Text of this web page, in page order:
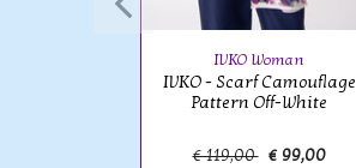
IVKO Woman
IVKO - Scarf Camouflage
Pattern Off-White
€ 119,00 € 99,00